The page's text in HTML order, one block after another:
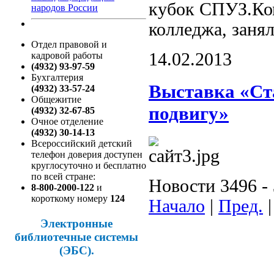
народов России
Отдел правовой и
кадровой работы
(4932) 93-97-59
Бухгалтерия
(4932) 33-57-24
Общежитие
(4932) 32-67-85
Очное отделение
(4932) 30-14-13
Всероссийский детский
телефон доверия доступен
круглосуточно и бесплатно
по всей стране:
8-800-2000-122 и
короткому номеру 124
Электронные
библиотечные системы
(ЭБС).
кубок
колледжа,
14.02.2013
Выставка
подвигу»
Новости 3496 -
Начало | Пред.